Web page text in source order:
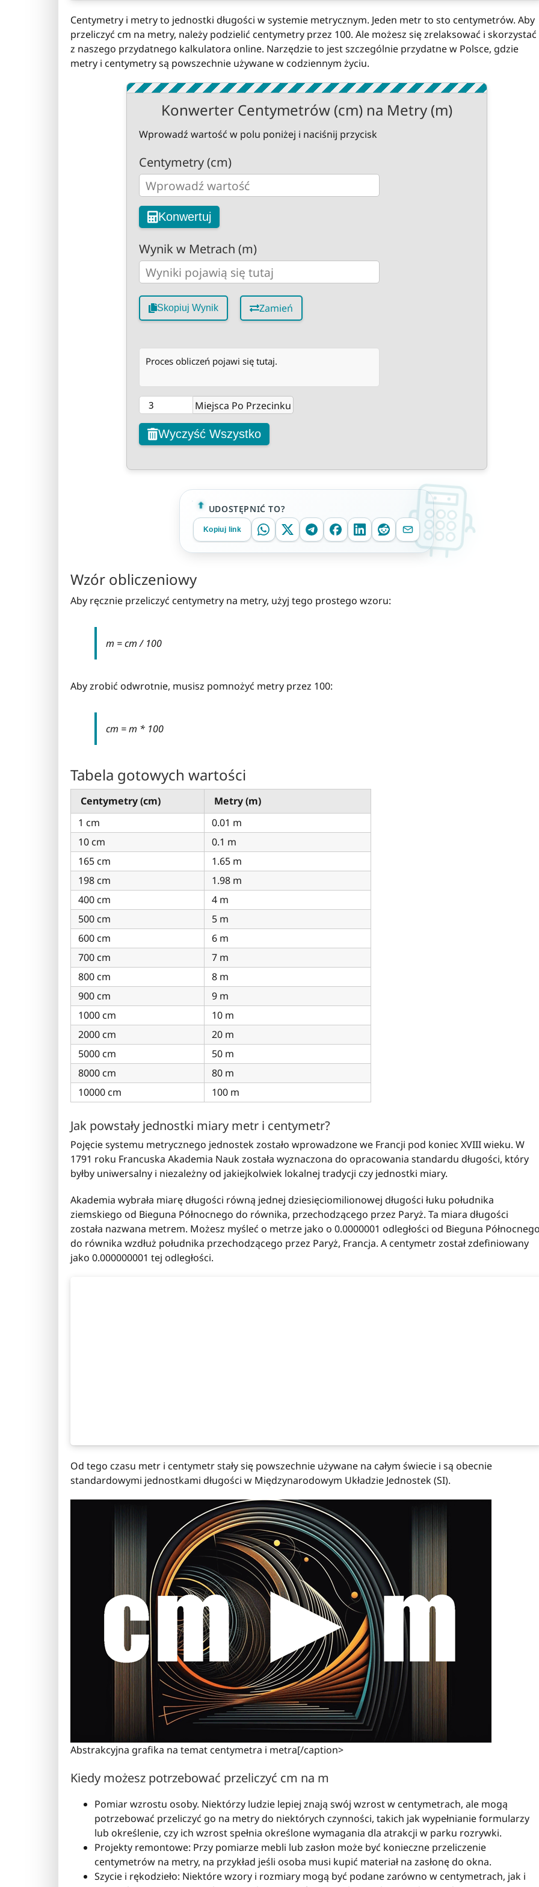
Centymetry i metry to jednostki długości w systemie metrycznym. Jeden metr to sto centymetrów. Aby
przeliczyć cm na metry, należy podzielić centymetry przez 100. Ale możesz się zrelaksować i skorzystać
z naszego przydatnego kalkulatora online. Narzędzie to jest szczególnie przydatne w Polsce, gdzie
metry i centymetry są powszechnie używane w codziennym życiu.
Konwerter Centymetrów (cm) na Metry (m)
Wprowadź wartość w polu poniżej i naciśnij przycisk
Centymetry (cm)
Konwertuj
Wynik w Metrach (m)
Skopiuj Wynik Zamień
Proces obliczeń pojawi się tutaj.
Miejsca Po Przecinku
Wyczyść Wszystko
UDOSTĘPNIĆ TO?
Kopiuj link
Wzór obliczeniowy
Aby ręcznie przeliczyć centymetry na metry, użyj tego prostego wzoru:
m = cm / 100
Aby zrobić odwrotnie, musisz pomnożyć metry przez 100:
cm = m * 100
Tabela gotowych wartości
Centymetry (cm)
Metry (m)
1 cm
0.01 m
10 cm
0.1 m
165 cm
1.65 m
198 cm
1.98 m
400 cm
4 m
500 cm
5 m
600 cm
6 m
700 cm
7 m
800 cm
8 m
900 cm
9 m
1000 cm
10 m
2000 cm
20 m
5000 cm
50 m
8000 cm
80 m
10000 cm
100 m
Jak powstały jednostki miary metr i centymetr?
Pojęcie systemu metrycznego jednostek zostało wprowadzone we Francji pod koniec XVIII wieku. W
1791 roku Francuska Akademia Nauk została wyznaczona do opracowania standardu długości, który
byłby uniwersalny i niezależny od jakiejkolwiek lokalnej tradycji czy jednostki miary.
Akademia wybrała miarę długości równą jednej dziesięciomilionowej długości łuku południka
ziemskiego od Bieguna Północnego do równika, przechodzącego przez Paryż. Ta miara długości
została nazwana metrem. Możesz myśleć o metrze jako o 0.0000001 odległości od Bieguna
do równika wzdłuż południka przechodzącego przez Paryż, Francja. A centymetr został zdefiniowany
jako 0.000000001 tej odległości.
Od tego czasu metr i centymetr stały się powszechnie używane na całym świecie i są obecnie
standardowymi jednostkami długości w Międzynarodowym Układzie Jednostek (SI).
Abstrakcyjna grafika na temat centymetra i metra[/caption>
Kiedy możesz potrzebować przeliczyć cm na m
Pomiar wzrostu osoby. Niektórzy ludzie lepiej znają swój wzrost w centymetrach, ale mogą
potrzebować przeliczyć go na metry do niektórych czynności, takich jak wypełnianie formularzy
lub określenie, czy ich wzrost spełnia określone wymagania dla atrakcji w parku rozrywki.
Projekty remontowe: Przy pomiarze mebli lub zasłon może być konieczne przeliczenie
centymetrów na metry, na przykład jeśli osoba musi kupić materiał na zasłonę do okna.
Szycie i rękodzieło: Niektóre wzory i rozmiary mogą być podane zarówno w centymetrach, jak i